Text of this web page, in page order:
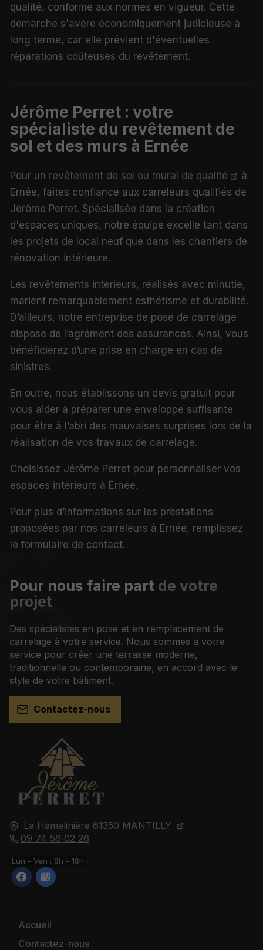
qualité, conforme aux normes en vigueur. Cette
démarche s'avère économiquement judicieuse à
long terme, car elle prévient d'éventuelles
réparations coûteuses du revêtement.
Jérôme Perret : votre
spécialiste du revêtement de
sol et des murs à Ernée
Pour un revêtement de sol ou mural de qualité
à
Ernée, faites confiance aux carreleurs qualifiés de
Jérôme Perret. Spécialisée dans la création
d'espaces uniques, notre équipe excelle tant dans
les projets de local neuf que dans les chantiers de
rénovation intérieure.
Les revêtements intérieurs, réalisés avec minutie,
marient remarquablement esthétisme et durabilité.
D’ailleurs, notre entreprise de pose de carrelage
dispose de l’agrément des assurances. Ainsi, vous
bénéficierez d’une prise en charge en cas de
sinistres.
En outre, nous établissons un devis gratuit pour
vous aider à préparer une enveloppe suffisante
pour être à l’abri des mauvaises surprises lors de la
réalisation de vos travaux de carrelage.
Choisissez Jérôme Perret pour personnaliser vos
espaces intérieurs à Ernée.
Pour plus d’informations sur les prestations
proposées par nos carreleurs à Ernée, remplissez
le formulaire de contact.
La Hamelinière 61350 MANTILLY
09 74 56 02 26
Lun - Ven : 8h - 18h
Accueil
Contactez-nous
Pour nous faire part de votre
projet
Des spécialistes en pose et en remplacement de
carrelage à votre service. Nous sommes à votre
service pour créer une terrasse moderne,
traditionnelle ou contemporaine, en accord avec le
style de votre bâtiment.
Contactez-nous